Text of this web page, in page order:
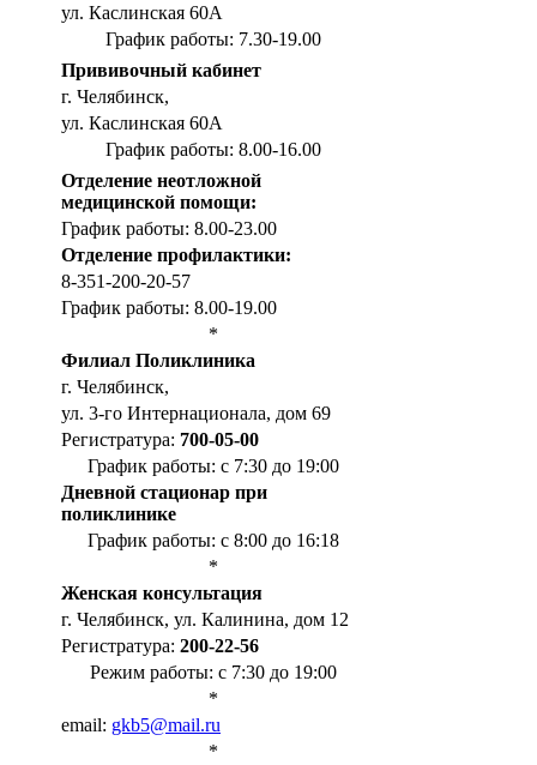
ул. Каслинская 60А
График работы: 7.30-19.00
Прививочный кабинет
г. Челябинск,
ул. Каслинская 60А
График работы: 8.00-16.00
Отделение неотложной
медицинской помощи:
График работы: 8.00-23.00
Отделение профилактики:
8-351-200-20-57
График работы: 8.00-19.00
*
Филиал Поликлиника
г. Челябинск,
ул. 3-го Интернационала, дом 69
Регистратура: 700-05-00
График работы: с 7:30 до 19:00
Дневной стационар при
поликлинике
График работы: с 8:00 до 16:18
*
Женская консультация
г. Челябинск, ул. Калинина, дом 12
Регистратура: 200-22-56
Режим работы: с 7:30 до 19:00
*
email: gkb5@mail.ru
*